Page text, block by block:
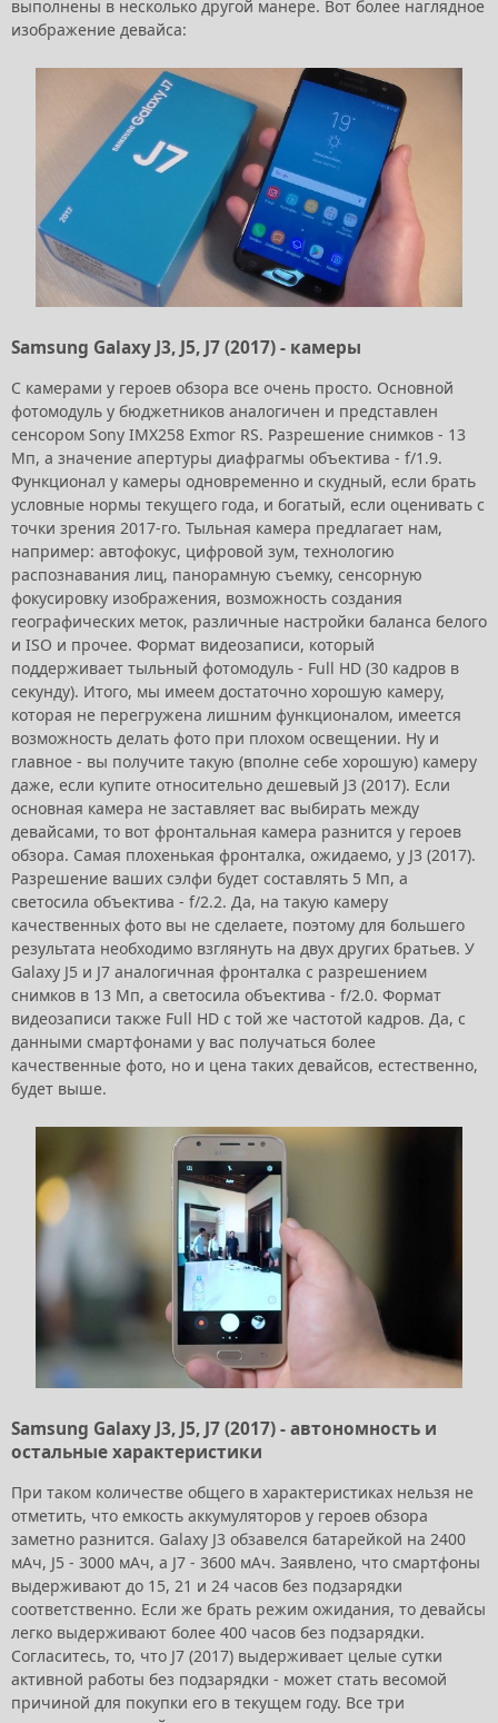
выполнены в несколько другой манере. Вот более наглядное
изображение девайса:
Samsung Galaxy J3, J5, J7 (2017) - камеры
С камерами у героев обзора все очень просто. Основной
фотомодуль у бюджетников аналогичен и представлен
сенсором Sony IMX258 Exmor RS. Разрешение снимков - 13
Мп, а значение апертуры диафрагмы объектива - f/1.9.
Функционал у камеры одновременно и скудный, если брать
условные нормы текущего года, и богатый, если оценивать с
точки зрения 2017-го. Тыльная камера предлагает нам,
например: автофокус, цифровой зум, технологию
распознавания лиц, панорамную съемку, сенсорную
фокусировку изображения, возможность создания
географических меток, различные настройки баланса белого
и ISO и прочее. Формат видеозаписи, который
поддерживает тыльный фотомодуль - Full HD (30 кадров в
секунду). Итого, мы имеем достаточно хорошую камеру,
которая не перегружена лишним функционалом, имеется
возможность делать фото при плохом освещении. Ну и
главное - вы получите такую (вполне себе хорошую) камеру
даже, если купите относительно дешевый J3 (2017). Если
основная камера не заставляет вас выбирать между
девайсами, то вот фронтальная камера разнится у героев
обзора. Самая плохенькая фронталка, ожидаемо, у J3 (2017).
Разрешение ваших сэлфи будет составлять 5 Мп, а
светосила объектива - f/2.2. Да, на такую камеру
качественных фото вы не сделаете, поэтому для большего
результата необходимо взглянуть на двух других братьев. У
Galaxy J5 и J7 аналогичная фронталка с разрешением
снимков в 13 Мп, а светосила объектива - f/2.0. Формат
видеозаписи также Full HD с той же частотой кадров. Да, с
данными смартфонами у вас получаться более
качественные фото, но и цена таких девайсов, естественно,
будет выше.
Samsung Galaxy J3, J5, J7 (2017) - автономность и
остальные характеристики
При таком количестве общего в характеристиках нельзя не
отметить, что емкость аккумуляторов у героев обзора
заметно разнится. Galaxy J3 обзавелся батарейкой на 2400
мАч, J5 - 3000 мАч, а J7 - 3600 мАч. Заявлено, что смартфоны
выдерживают до 15, 21 и 24 часов без подзарядки
соответственно. Если же брать режим ожидания, то девайсы
легко выдерживают более 400 часов без подзарядки.
Согласитесь, то, что J7 (2017) выдерживает целые сутки
активной работы без подзарядки - может стать весомой
причиной для покупки его в текущем году. Все три